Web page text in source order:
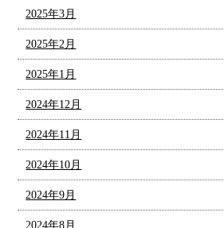
2025年3月
2025年2月
2025年1月
2024年12月
2024年11月
2024年10月
2024年9月
2024年8月